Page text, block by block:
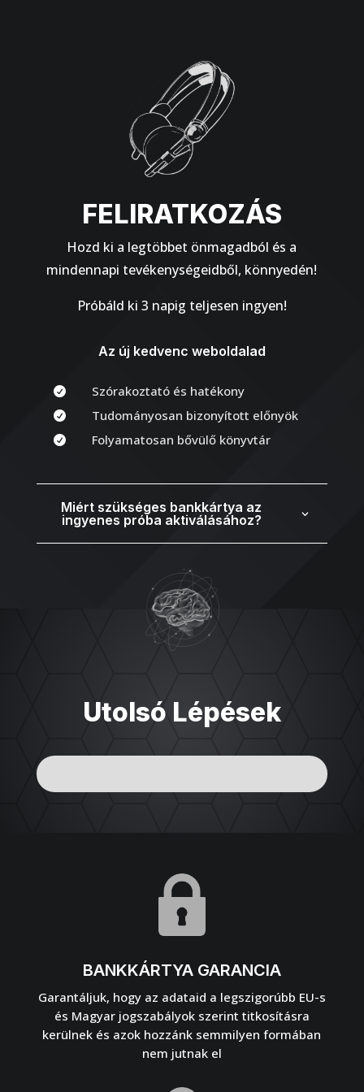
FELIRATKOZÁS
Hozd ki a legtöbbet önmagadból és a
mindennapi tevékenységeidből, könnyedén!
Próbáld ki 3 napig teljesen ingyen!
Az új kedvenc weboldalad
 Szórakoztató és hatékony
 Tudományosan bizonyított előnyök
 Folyamatosan bővülő könyvtár
Miért szükséges bankkártya az
ingyenes próba aktiválásához?
Utolsó Lépések
BANKKÁRTYA GARANCIA
Garantáljuk, hogy az adataid a legszigorúbb EU-s
és Magyar jogszabályok szerint titkosításra
kerülnek és azok hozzánk semmilyen formában
nem jutnak el